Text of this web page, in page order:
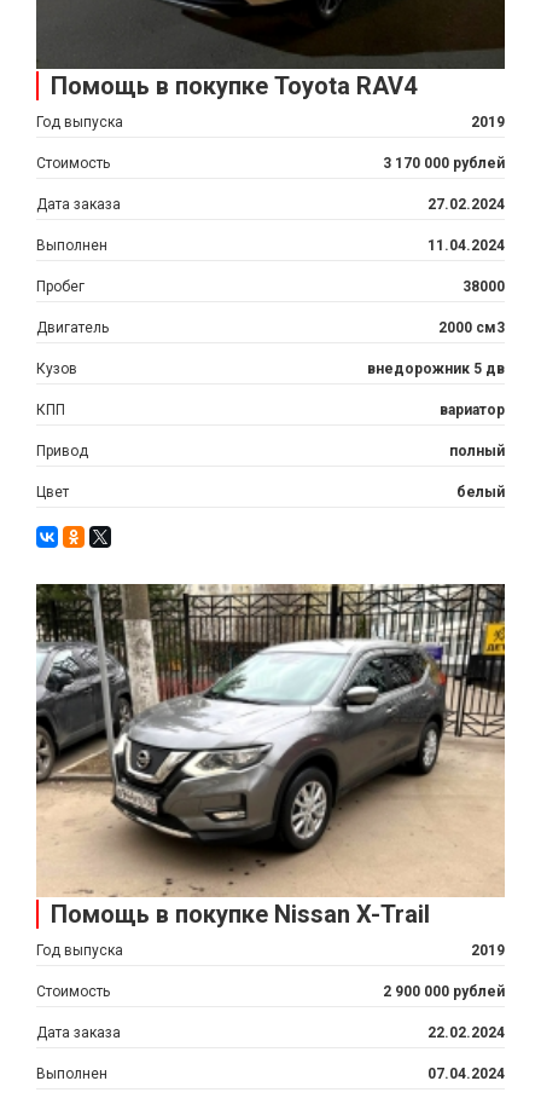
Помощь в покупке Toyota RAV4
Год выпуска 2019
Стоимость 3 170 000 рублей
Дата заказа 27.02.2024
Выполнен 11.04.2024
Пробег 38000
Двигатель 2000 см3
Кузов внедорожник 5 дв
КПП вариатор
Привод полный
Цвет белый
Помощь в покупке Nissan X-Trail
Год выпуска 2019
Стоимость 2 900 000 рублей
Дата заказа 22.02.2024
Выполнен 07.04.2024